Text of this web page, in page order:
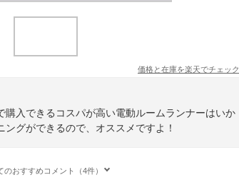
価格と在庫を楽天でチェック
購入できるコスパが高い電動ルームランナーはいか
グができるので、オススメですよ！
のおすすめコメント（4件）